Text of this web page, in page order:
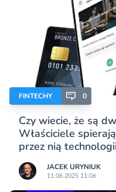
FINTECHY 0
Czy wiecie, że są
Właściciele
przez nią
JACEK URYNIUK
11.06.2025 11:06